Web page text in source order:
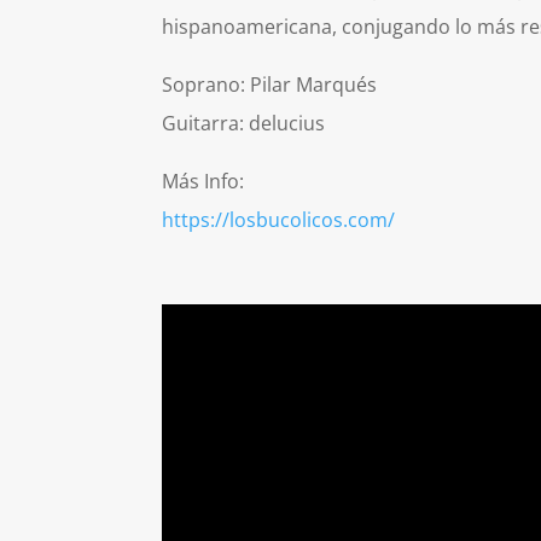
hispanoamericana, conjugando lo más
Soprano: Pilar Marqués
Guitarra: delucius
Más Info:
https://losbucolicos.com/